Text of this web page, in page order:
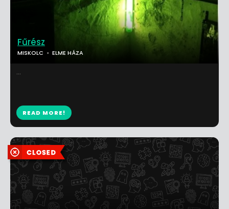
Fűrész
MISKOLC ELME HÁZA
...
READ MORE!